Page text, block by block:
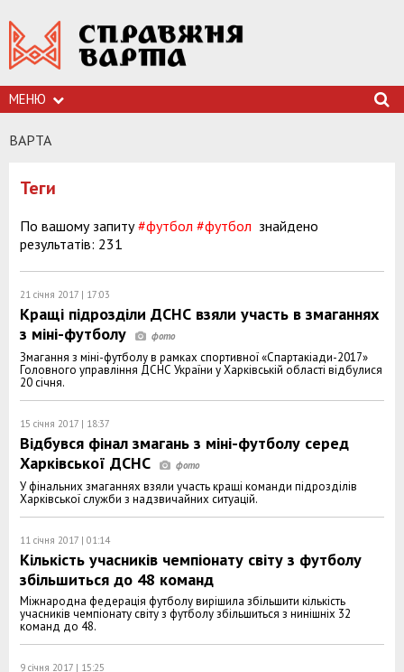
МЕНЮ
ВАРТА
Теги
По вашому запиту#футбол #футбол знайдено
результатів: 231
21 січня 2017 | 17:03
Кращі підрозділи ДСНС взяли участь в змаганнях
з міні-футболу
Змагання з міні-футболу в рамках спортивної «Спартакіади-2017»
Головного управління ДСНС України у Харківській області відбулися
20 січня.
15 січня 2017 | 18:37
Відбувся фінал змагань з міні-футболу серед
Харківської ДСНС
У фінальних змаганнях взяли участь кращі команди підрозділів
Харківської служби з надзвичайних ситуацій.
11 січня 2017 | 01:14
Кількість учасників чемпіонату світу з футболу
збільшиться до 48 команд
Міжнародна федерація футболу вирішила збільшити кількість
учасників чемпіонату світу з футболу збільшиться з нинішніх 32
команд до 48.
9 січня 2017 | 15:25